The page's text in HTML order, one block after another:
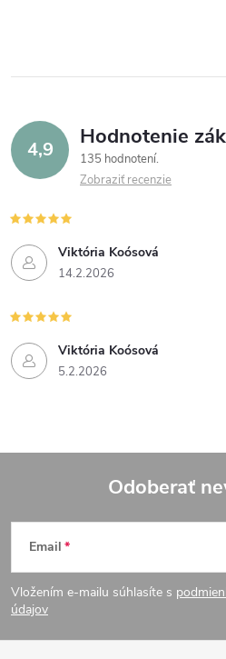
4,9 Hodnotenie
135 hodnotení
Zobraziť recenzie
Viktória Koósová
14.2.2026
Viktória Koósová
5.2.2026
Z
á
p
Odoberať
Email
Vložením e-mailu súhlasíte s
údajov